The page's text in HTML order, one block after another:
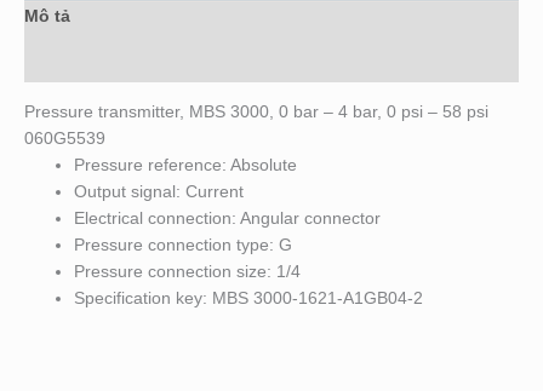
Mô tả
Pressure transmitter, MBS 3000, 0 bar – 4 bar, 0 psi – 58 psi
060G5539
Pressure reference: Absolute
Output signal: Current
Electrical connection: Angular connector
Pressure connection type: G
Pressure connection size: 1/4
Specification key: MBS 3000-1621-A1GB04-2